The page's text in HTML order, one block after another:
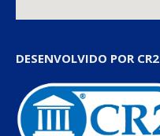
DESENVOLVIDO POR CR2